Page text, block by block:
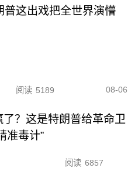
普这出戏把全世界演懵
阅读 5189 08-06
了？这是特朗普给革命卫
准毒计”
阅读 6857